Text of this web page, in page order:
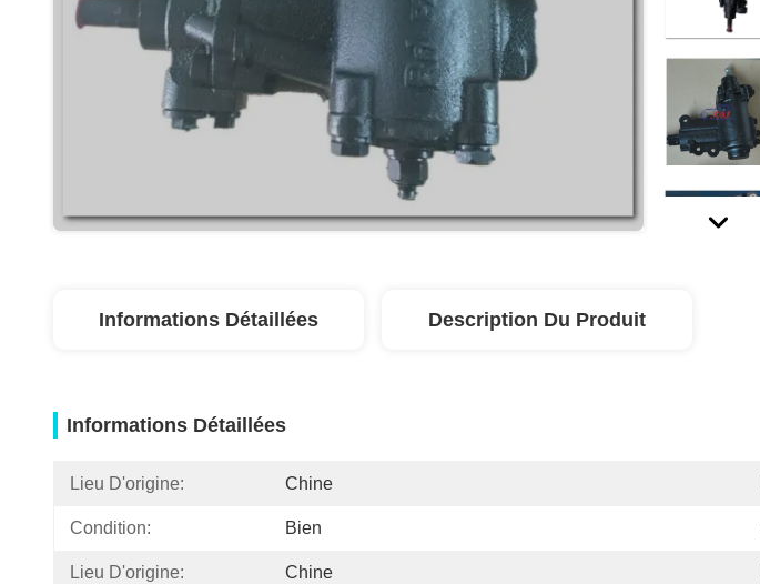
Informations Détaillées Description Du Produit
Informations Détaillées
Lieu D'origine: Chine
Condition: Bien
Lieu D'origine: Chine